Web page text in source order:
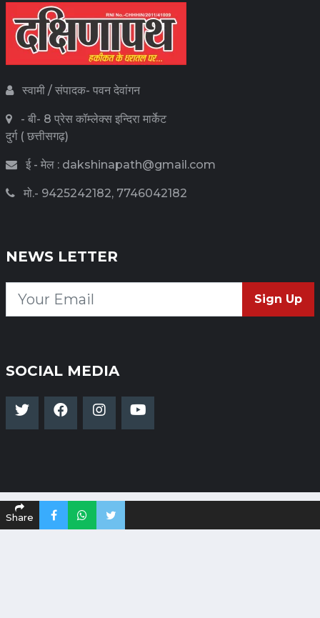
स्वामी / संपादक- पवन देवांगन
- बी- 8 प्रेस कॉम्लेक्स इन्दिरा मार्केट
दुर्ग ( छत्तीसगढ़)
ई - मेल : dakshinapath@gmail.com
मो.- 9425242182, 7746042182
NEWS LETTER
Sign Up
SOCIAL MEDIA
Share
Copyright 2024-25 Dakshinapath - All Rights